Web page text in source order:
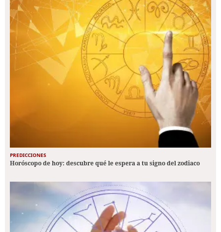
PREDICCIONES
Horóscopo de hoy: descubre qué le espera a tu signo del zodiaco